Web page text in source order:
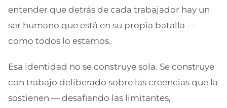
entender que detrás de cada trabajador hay un
ser humano que está en su propia batalla —
como todos lo estamos.
Esa identidad no se construye sola. Se construye
con trabajo deliberado sobre las creencias que la
sostienen — desafiando las limitantes,